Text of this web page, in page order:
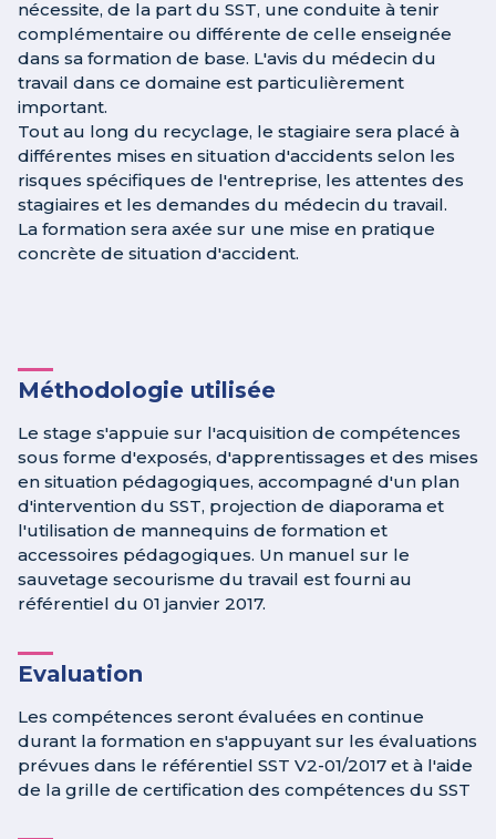
nécessite, de la part du SST, une conduite à tenir
complémentaire ou différente de celle enseignée
dans sa formation de base. L'avis du médecin du
travail dans ce domaine est particulièrement
important.
Tout au long du recyclage, le stagiaire sera placé à
différentes mises en situation d'accidents selon les
risques spécifiques de l'entreprise, les attentes des
stagiaires et les demandes du médecin du travail.
La formation sera axée sur une mise en pratique
concrète de situation d'accident.
Méthodologie utilisée
Le stage s'appuie sur l'acquisition de compétences
sous forme d'exposés, d'apprentissages et des mises
en situation pédagogiques, accompagné d'un plan
d'intervention du SST, projection de diaporama et
l'utilisation de mannequins de formation et
accessoires pédagogiques. Un manuel sur le
sauvetage secourisme du travail est fourni au
référentiel du 01 janvier 2017.
Evaluation
Les compétences seront évaluées en continue
durant la formation en s'appuyant sur les évaluations
prévues dans le référentiel SST V2-01/2017 et à l'aide
de la grille de certification des compétences du SST